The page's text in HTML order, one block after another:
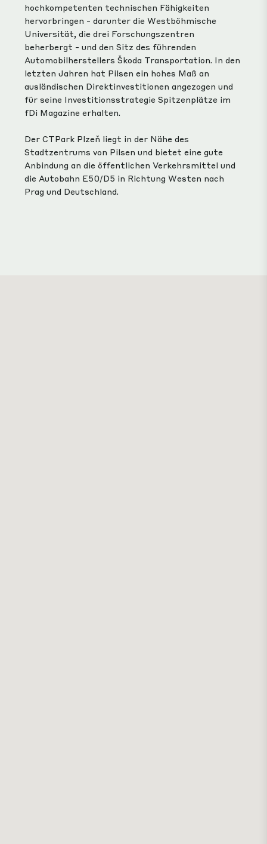
hochkompetenten technischen Fähigkeiten
hervorbringen - darunter die Westböhmische
Universität, die drei Forschungszentren
beherbergt - und den Sitz des führenden
Automobilherstellers Škoda Transportation. In den
letzten Jahren hat Pilsen ein hohes Maß an
ausländischen Direktinvestitionen angezogen und
für seine Investitionsstrategie Spitzenplätze im
fDi Magazine erhalten.
Der CTPark Plzeň liegt in der Nähe des
Stadtzentrums von Pilsen und bietet eine gute
Anbindung an die öffentlichen Verkehrsmittel und
die Autobahn E50/D5 in Richtung Westen nach
Prag und Deutschland.